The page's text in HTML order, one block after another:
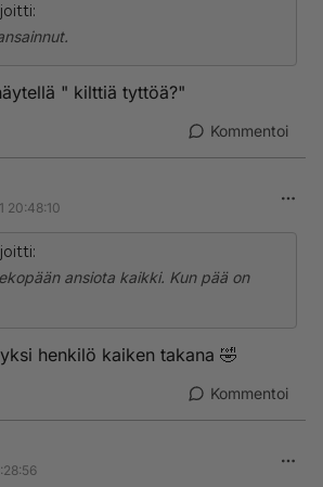
" kilttiä tyttöä?"
Kommentoi
20:48:10
ansiota kaikki. Kun pää on
henkilö kaiken takana 🤣
Kommentoi